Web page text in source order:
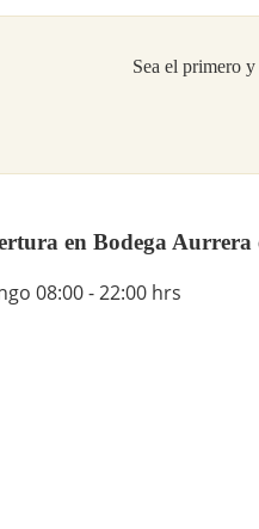
Sea el primero
en Bodega Aurrera
08:00 - 22:00 hrs